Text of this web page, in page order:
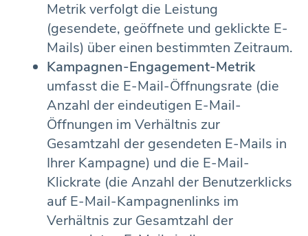
Metrik verfolgt die Leistung
(gesendete, geöffnete und geklickte E-
Mails) über einen bestimmten Zeitraum.
Kampagnen-Engagement-Metrik
umfasst die E-Mail-Öffnungsrate (die
Anzahl der eindeutigen E-Mail-
Öffnungen im Verhältnis zur
Gesamtzahl der gesendeten E-Mails in
Ihrer Kampagne) und die E-Mail-
Klickrate (die Anzahl der Benutzerklicks
auf E-Mail-Kampagnenlinks im
Verhältnis zur Gesamtzahl der